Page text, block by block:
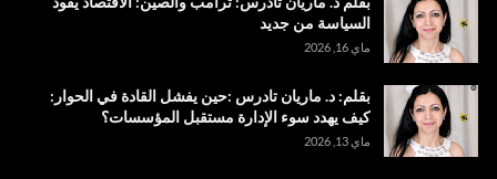
السياسة من جديد
ماي 16, 2026
بقلم: د. ماريان تادرس :حين يفشل القادة في الحوار:
كيف يهدد سوء الإدارة مستقبل المؤسسات؟
ماي 13, 2026